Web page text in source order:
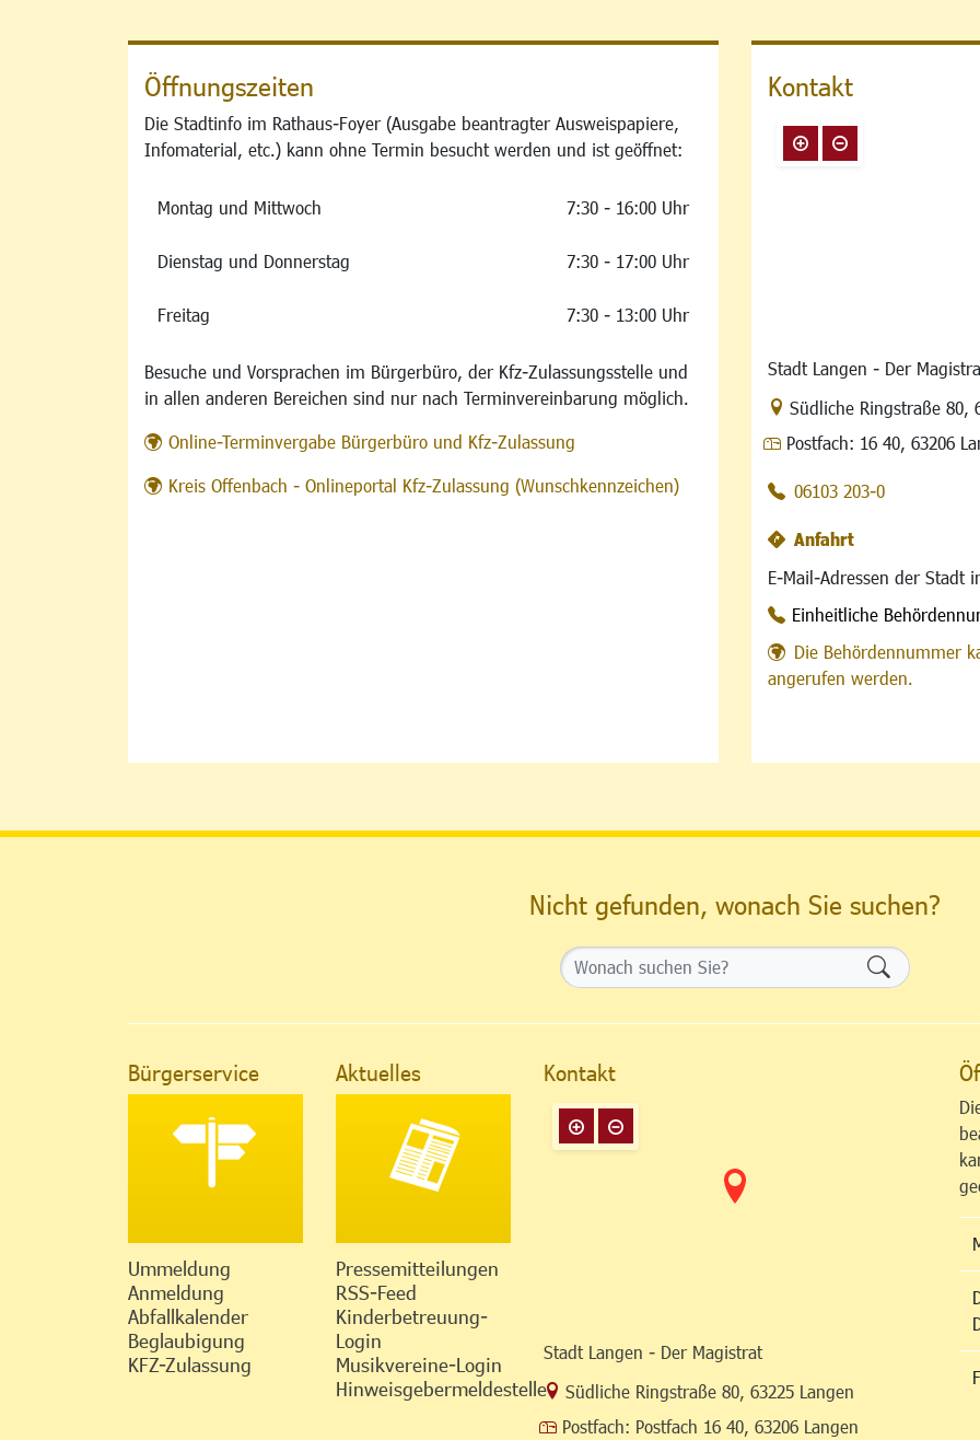
Öffnungszeiten
Die Stadtinfo im Rathaus-Foyer (Ausgabe beantragter Ausweispapiere,
Infomaterial, etc.) kann ohne Termin besucht werden und ist geöffnet:
Montag und Mittwoch 7:30 - 16:00 Uhr
Dienstag und Donnerstag 7:30 - 17:00 Uhr
Freitag 7:30 - 13:00 Uhr
Besuche und Vorsprachen im Bürgerbüro, der Kfz-Zulassungsstelle und
in allen anderen Bereichen sind nur nach Terminvereinbarung möglich.
Online-Terminvergabe Bürgerbüro und Kfz-Zulassung
Kreis Offenbach - Onlineportal Kfz-Zulassung (Wunschkennzeichen)
Kontakt
Stadt Langen - Der
Link zur Google-Maps
Südliche Ringstraße 80,
Postfach: 16 40, 63206
06103 203-0
Anfahrt
E-Mail-Adressen der Stadt
Einheitliche
Die Behördennummer
angerufen werden.
Nicht gefunden, wonach Sie suchen?
Bürgerservice
Ummeldung
Anmeldung
Abfallkalender
Beglaubigung
KFZ-Zulassung
Aktuelles
Pressemitteilungen
RSS-Feed
Kinderbetreuung-
Login
Musikvereine-Login
Hinweisgebermeldestelle
Kontakt
Stadt Langen - Der Magistrat
Link zur Google-Maps Navigation
Südliche Ringstraße 80 63225 Langen
Postfach: Postfach 16 40, 63206 Langen